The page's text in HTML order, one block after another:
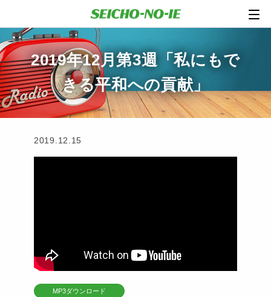
2019年12月第3週「私にもで
きる平和への貢献」
2019.12.15
MP3ダウンロード